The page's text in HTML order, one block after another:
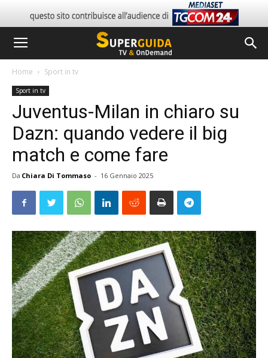
Home Sport in tv
Sport in tv
Juventus-Milan in chiaro su
Dazn: quando vedere il big
match e come fare
Da Chiara Di Tommaso - 16 Gennaio 2025